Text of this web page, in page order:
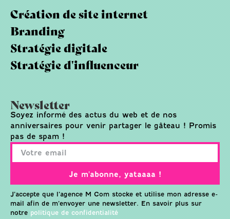
Création de site internet
Branding
Stratégie digitale
Stratégie d'influenceur
Newsletter
Soyez informé des actus du web et de nos
anniversaires pour venir partager le gâteau ! Promis
pas de spam !
Je m'abonne, yataaaa !
J’accepte que l’agence M Com stocke et utilise mon adresse e-
mail afin de m’envoyer une newsletter. En savoir plus sur
notre politique de confidentialité